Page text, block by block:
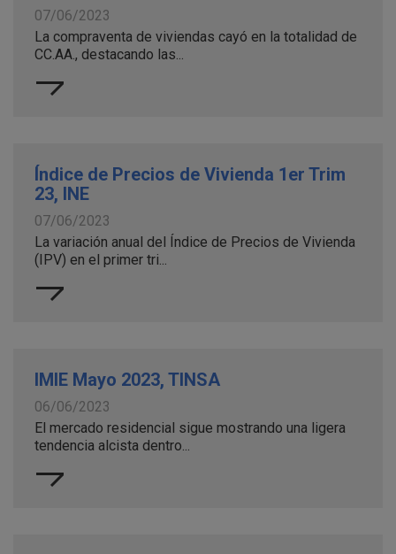
07/06/2023
La compraventa de viviendas cayó en la totalidad de
CC.AA., destacando las...
Índice de Precios de Vivienda 1er Trim
23, INE
07/06/2023
La variación anual del Índice de Precios de Vivienda
(IPV) en el primer tri...
IMIE Mayo 2023, TINSA
06/06/2023
El mercado residencial sigue mostrando una ligera
tendencia alcista dentro...